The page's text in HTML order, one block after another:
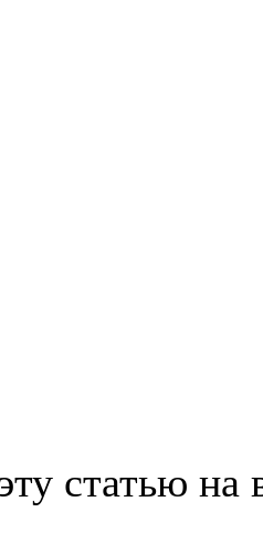
статью на